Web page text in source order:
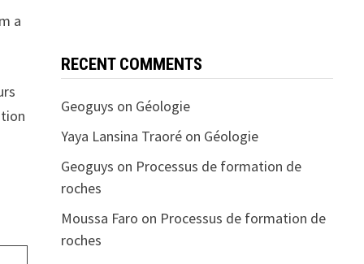
a
RECENT COMMENTS
Geoguys on Géologie
Yaya Lansina Traoréon Géologie
Geoguys on Processus de formation de
roches
Moussa Faro on Processus de formation de
roches